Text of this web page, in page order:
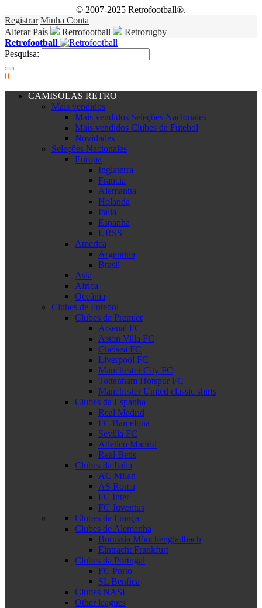
© 2007-2025 Retrofootball®.
Registrar Minha Conta
Alterar País
Retrofootball
Retrorugby
Retrofootball
Pesquisa:
0
CAMISOLAS RETRO
Mais vendidos
Mais vendidos Seleções Nacionales
Mais vendidos Clubes de Futebol
Novidades
Seleções Nacionales
Europa
Inglaterra
Francia
Alemanha
Holanda
Italia
Espanha
URSS
America
Argentina
Brasil
Asia
Africa
Oceânia
Clubes de Futebol
Clubes da Premier
Arsenal FC
Aston Villa FC
Chelsea FC
Liverpool FC
Manchester City FC
Tottenham Hotspur FC
Manchester United classic shirts
Clubes da Espanha
Real Madrid
FC Barcelona
Sevilla FC
Atletico Madrid
Real Betis
Clubes da Italia
AC Milan
AS Roma
FC Inter
FC Juventus
Clubes da França
Clubes de Alemanha
Borussia Mönchengladbach
Eintracht Frankfurt
Clubes da Portugal
FC Porto
SL Benfica
Clubes NASL
Other leagues